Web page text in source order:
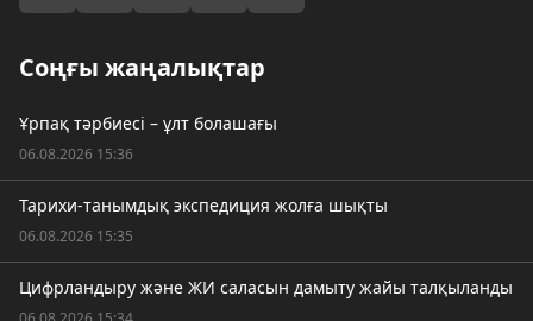
Соңғы жаңалықтар
Ұрпақ тәрбиесі – ұлт болашағы
06.08.2026 15:36
Тарихи-танымдық экспедиция жолға шықты
06.08.2026 15:35
Цифрландыру және ЖИ саласын дамыту жайы талқыланды